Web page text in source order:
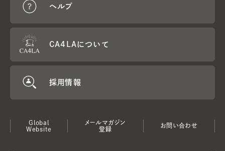
ヘルプ
CA4LAについて
採用情報
Global
Website
メールマガジン
登録
お問い合わせ